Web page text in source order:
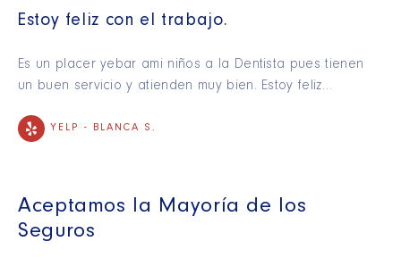
Estoy feliz con el trabajo.
Es un placer yebar ami niños a la Dentista pues tienen
un buen servicio y atienden muy bien. Estoy feliz…
YELP - BLANCA S.
Aceptamos la Mayoría de los
Seguros